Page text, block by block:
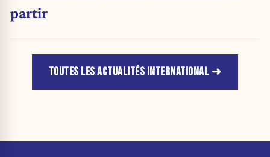
partir
TOUTES LES ACTUALITÉS INTERNATIONAL